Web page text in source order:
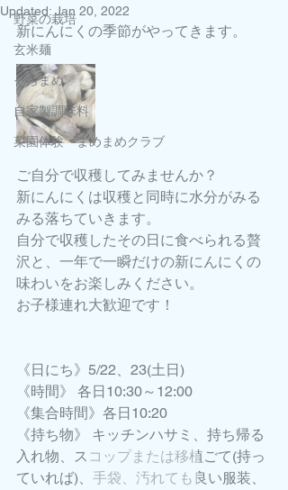
野菜の栽培
玄米麺
そらまめ
自家製調味料
菜園体験 まめまめクラブ
Updated: Jan 20, 2022
新にんにくの季節がやってきます。
ご自分で収穫してみませんか？
新にんにくは収穫と同時に水分がみる
みる落ちていきます。
自分で収穫したその日に食べられる贅
沢と、一年で一瞬だけの新にんにくの
味わいをお楽しみください。
お子様連れ大歓迎です！
《日にち》5/22、23(土日)
《時間》 各日10:30～12:00
《集合時間》各日10:20
《持ち物》 キッチンハサミ、持ち帰る
入れ物、スコップまたは移植ごて(持っ
ていれば)、手袋、汚れても良い服装、